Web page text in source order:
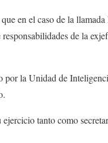
en el caso de la
de la
la Unidad de
tanto como